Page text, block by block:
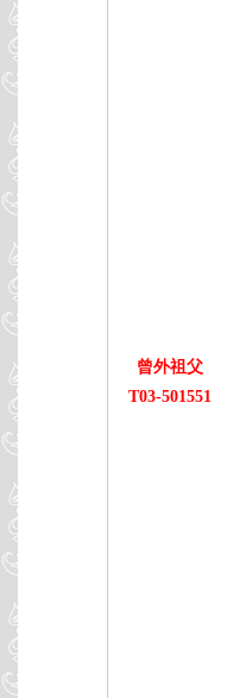
曾外祖父
T03-501551